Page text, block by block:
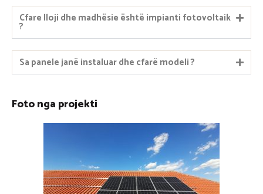
Cfare lloji dhe madhësie është impianti fotovoltaik
?
Sa panele janë instaluar dhe cfarë modeli ?
Foto nga projekti